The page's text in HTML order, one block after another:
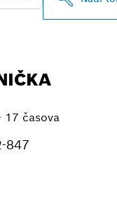
17 časova
847